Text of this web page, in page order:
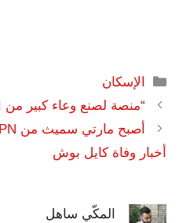
التصنيفات
الإسكان
“منصة لصنع وعاء كبير من
أخبار وفاة كايل بوش
المكّي ساهل